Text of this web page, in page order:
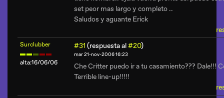
set peor mas largo y completo ..
Saludos y aguante Erick
Surclubber
alta:16/06/06
#31 (respuesta al#20)
mar 21-nov-2006 16:23
Che Critter puedo ir a tu casamiento??? Dale!!!
Terrible line-up!!!!!